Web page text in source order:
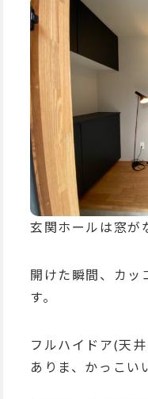
玄関ホールは窓が
開けた瞬間、カッ
す。
フルハイドア(天
ありま、かっこい